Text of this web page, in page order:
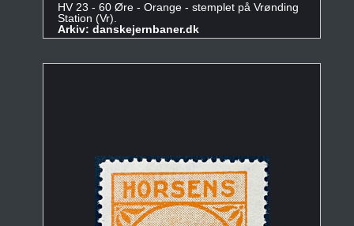
HV 23 - 60 Øre - Orange - stemplet på Vrønding
Station (Vr).
Arkiv: danskejernbaner.dk